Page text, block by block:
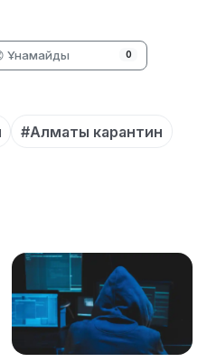
Ұнамайды 0
#Алматы карантин